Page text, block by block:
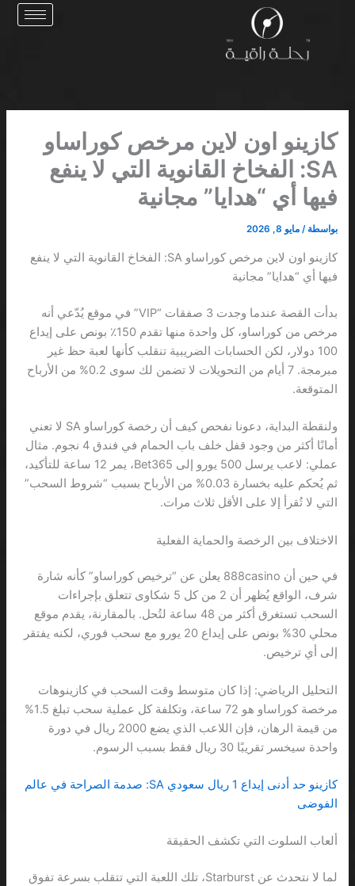
كازينو اون لاين مرخص كوراساو
SA: الفخاخ القانوية التي لا ينفع
فيها أي “هدايا” مجانية
بواسطة /مايو 8, 2026
كازينو اون لاين مرخص كوراساو SA: الفخاخ القانوية التي لا ينفع
فيها أي “هدايا” مجانية
بدأت القصة عندما وجدت 3 صفقات “VIP” في موقع يُدّعي أنه
مرخص من كوراساو، كل واحدة منها تقدم 150٪ بونص على إيداع
100 دولار، لكن الحسابات الضريبية تنقلب كأنها لعبة حظ غير
مبرمجة. 7 أيام من التحويلات لا تضمن لك سوى 0.2% من الأرباح
المتوقعة.
ولنقطة البداية، دعونا نفحص كيف أن رخصة كوراساو SA لا تعني
أمانًا أكثر من وجود قفل خلف باب الحمام في فندق 4 نجوم. مثال
عملي: لاعب يرسل 500 يورو إلى Bet365، يمر 12 ساعة للتأكيد،
ثم يُحكم عليه بخسارة 0.03% من الأرباح بسبب “شروط السحب”
التي لا تُقرأ إلا على الأقل ثلاث مرات.
الاختلاف بين الرخصة والحماية الفعلية
في حين أن 888casino يعلن عن “ترخيص كوراساو” كأنه شارة
شرف، الواقع يُظهر أن 2 من كل 5 شكاوى تتعلق بإجراءات
السحب تستغرق أكثر من 48 ساعة لتُحل. بالمقارنة، يقدم موقع
محلي 30% بونص على إيداع 20 يورو مع سحب فوري، لكنه يفتقر
إلى أي ترخيص.
التحليل الرياضي: إذا كان متوسط وقت السحب في كازينوهات
مرخصة كوراساو هو 72 ساعة، وتكلفة كل عملية سحب تبلغ 1.5%
من قيمة الرهان، فإن اللاعب الذي يضع 2000 ريال في دورة
واحدة سيخسر تقريبًا 30 ريال فقط بسبب الرسوم.
كازينو حد أدنى إيداع 1 ريال سعودي SA: صدمة الصراحة في عالم
الفوضى
ألعاب السلوت التي تكشف الحقيقة
لما لا نتحدث عن Starburst، تلك اللعبة التي تتقلب بسرعة تفوق